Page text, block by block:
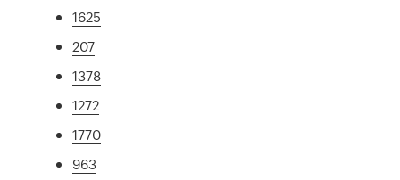
1625
207
1378
1272
1770
963